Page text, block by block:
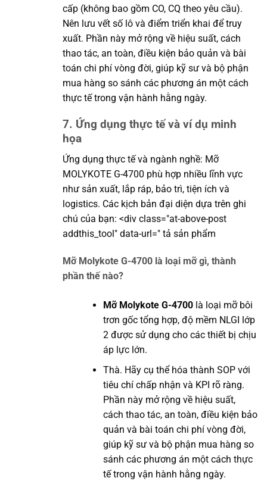
cấp (không bao gồm CO, CQ theo yêu cầu).
Nên lưu vết số lô và điểm triển khai để truy
xuất. Phần này mở rộng về hiệu suất, cách
thao tác, an toàn, điều kiện bảo quản và bài
toán chi phí vòng đời, giúp kỹ sư và bộ phận
mua hàng so sánh các phương án một cách
thực tế trong vận hành hằng ngày.
7. Ứng dụng thực tế và ví dụ minh
họa
Ứng dụng thực tế và ngành nghề: Mỡ
MOLYKOTE G-4700 phù hợp nhiều lĩnh vực
như sản xuất, lắp ráp, bảo trì, tiện ích và
logistics. Các kịch bản đại diện dựa trên ghi
chú của bạn: <div class="at-above-post
addthis_tool" data-url=" tả sản phẩm
Mỡ Molykote G-4700 là loại mỡ gì, thành
phần thế nào?
Mỡ Molykote G-4700 là loại mỡ bôi
trơn gốc tổng hợp, độ mềm NLGI lớp
2 được sử dụng cho các thiết bị chịu
áp lực lớn.
Thà. Hãy cụ thể hóa thành SOP với
tiêu chí chấp nhận và KPI rõ ràng.
Phần này mở rộng về hiệu suất,
cách thao tác, an toàn, điều kiện bảo
quản và bài toán chi phí vòng đời,
giúp kỹ sư và bộ phận mua hàng so
sánh các phương án một cách thực
tế trong vận hành hằng ngày.